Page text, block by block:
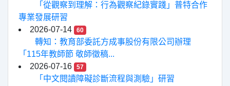
「從觀察到理解：行為觀察紀錄實踐」普特合作
專業發展研習
2026-07-14
60
轉知：教育部委託方成事股份有限公司辦理
「115年教師節 敬師徵稿...
2026-07-16
57
「中文閱讀障礙診斷流程與測驗」研習